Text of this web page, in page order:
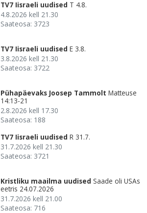
TV7 Iisraeli uudised T 4.8.
4.8.2026 kell 21.30
Saateosa: 3723
TV7 Iisraeli uudised E 3.8.
3.8.2026 kell 21.30
Saateosa: 3722
Pühapäevaks Joosep Tammolt Matteuse
14:13-21
2.8.2026 kell 17.30
Saateosa: 188
TV7 Iisraeli uudised R 31.7.
31.7.2026 kell 21.30
Saateosa: 3721
Kristliku maailma uudised Saade oli USAs
eetris 24.07.2026
31.7.2026 kell 21.00
Saateosa: 716